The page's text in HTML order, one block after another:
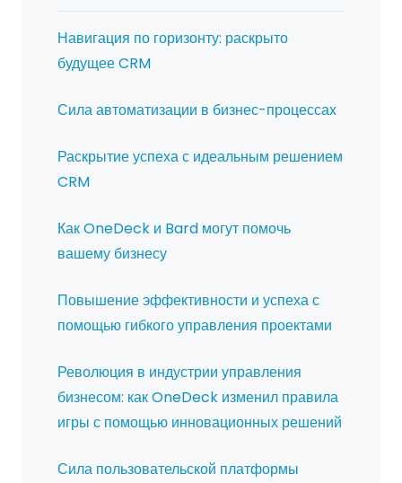
Навигация по горизонту: раскрыто
будущее CRM
Сила автоматизации в бизнес-процессах
Раскрытие успеха с идеальным решением
CRM
Как OneDeck и Bard могут помочь
вашему бизнесу
Повышение эффективности и успеха с
помощью гибкого управления проектами
Революция в индустрии управления
бизнесом: как OneDeck изменил правила
игры с помощью инновационных решений
Сила пользовательской платформы